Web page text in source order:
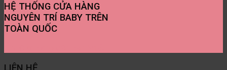
HỆ THỐNG CỬA HÀNG
NGUYÊN TRÍ BABY TRÊN
TOÀN QUỐC